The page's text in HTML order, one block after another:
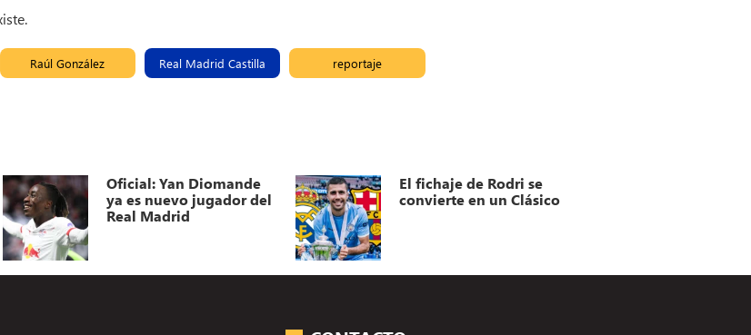
Raúl González Real Madrid Castilla reportaje
Oficial: Yan Diomande
ya es nuevo jugador del
Real Madrid
El fichaje de Rodri se
convierte en un Clásico